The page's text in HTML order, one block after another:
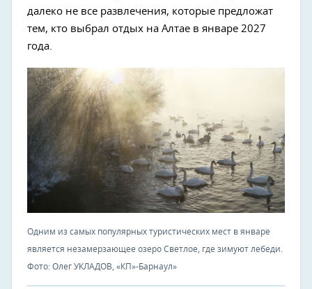
далеко не все развлечения, которые предложат
тем, кто выбрал отдых на Алтае в январе 2027
года.
Одним из самых популярных туристических мест в январе
является незамерзающее озеро Светлое, где зимуют лебеди.
Фото: Олег УКЛАДОВ, «КП»-Барнаул»